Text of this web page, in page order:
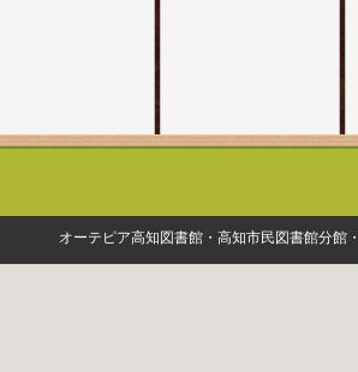
オーテピア高知図書館・高知市民図書館分館